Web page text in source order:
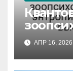
АПР 16, 2026